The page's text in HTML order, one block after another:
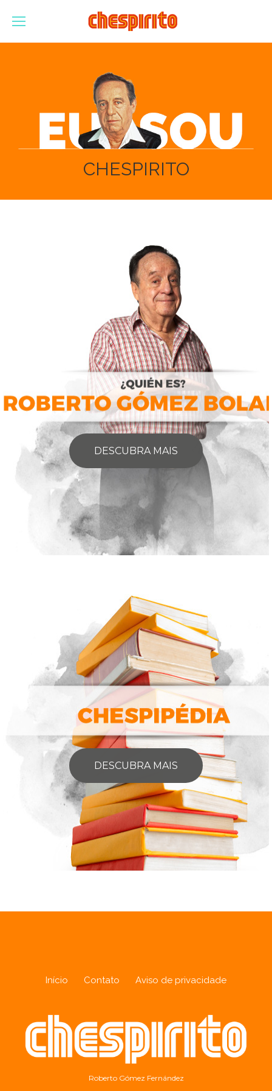
CHESPIRITO
DESCUBRA MAIS
DESCUBRA MAIS
Início Contato Aviso de privacidade
Roberto Gómez Fernández